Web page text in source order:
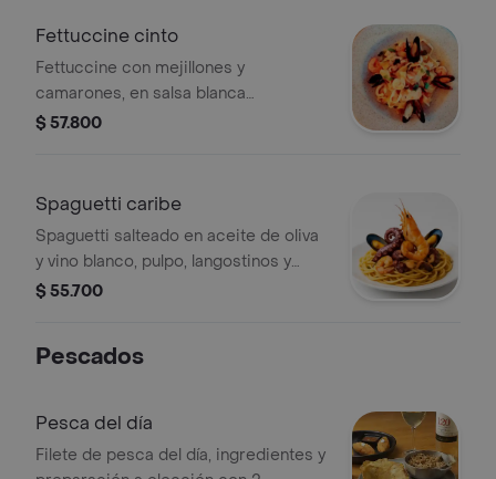
Fettuccine cinto
Fettuccine con mejillones y
camarones, en salsa blanca
aromatizada con albahaca y vino.
$ 57.800
Spaguetti caribe
Spaguetti salteado en aceite de oliva
y vino blanco, pulpo, langostinos y
mejillones.
$ 55.700
Pescados
Pesca del día
Filete de pesca del día, ingredientes y